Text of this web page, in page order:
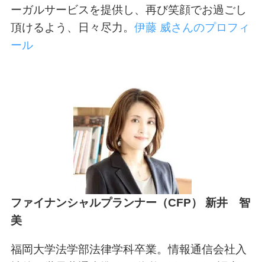
ーガルサービスを提供し、再び笑顔でお過ごし
頂けるよう、日々尽力。 伊藤 威さんのプロフィ
ール
ファイナンシャルプランナー（CFP） 新井 智
美
福岡大学法学部法律学科卒業。情報通信会社入